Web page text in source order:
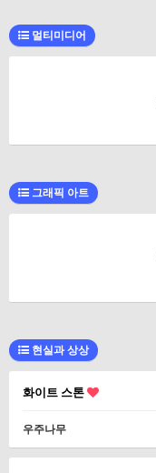
멀티미디어
그래픽 아트
현실과 상상
화이트 스톤
우주나무